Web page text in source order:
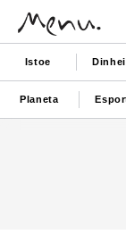
Istoe
Planeta